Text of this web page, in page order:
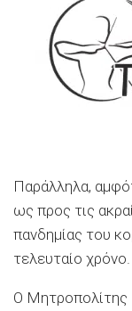
Παράλληλα,
ως προς τις
πανδημίας του
τελευταίο χρόνο.
Ο Μητροπολίτης